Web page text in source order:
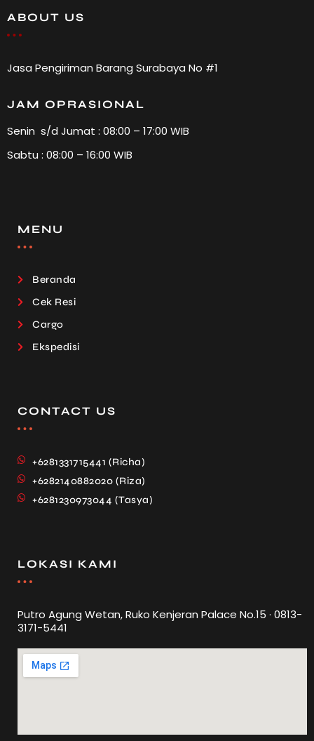
ABOUT US
Jasa Pengiriman Barang Surabaya No #1
JAM OPRASIONAL
Senin s/d Jumat : 08:00 – 17:00 WIB
Sabtu : 08:00 – 16:00 WIB
MENU
Beranda
Cek Resi
Cargo
Ekspedisi
CONTACT US
+6281331715441 (Richa)
+6282140882020 (Riza)
+6281230973044 (Tasya)
LOKASI KAMI
Putro Agung Wetan, Ruko Kenjeran Palace No.15 · 0813-
3171-5441